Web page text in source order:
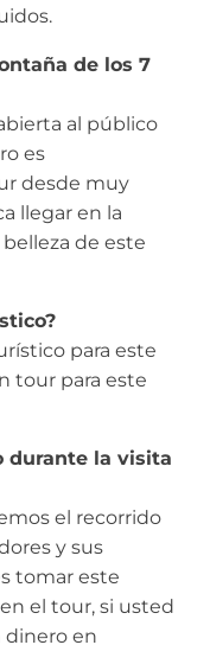
de los 7
al público
es
desde muy
llegar en la
de este
para este
tour para este
durante la visita
el recorrido
y sus
tomar este
el tour, si usted
dinero en